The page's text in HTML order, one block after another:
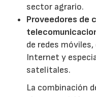
sector agrario.
Proveedores de
de redes
Internet y
satelitales.
La combinación